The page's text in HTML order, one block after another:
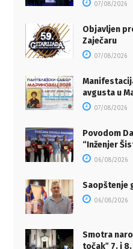
07/08/2026
Objavljen
Zaječaru
07/08/2026
avgusta u
07/08/2026
Povodom
“Inženjer
06/08/2026
Saopštenje
06/08/2026
Smotra
točakˮ 7. i